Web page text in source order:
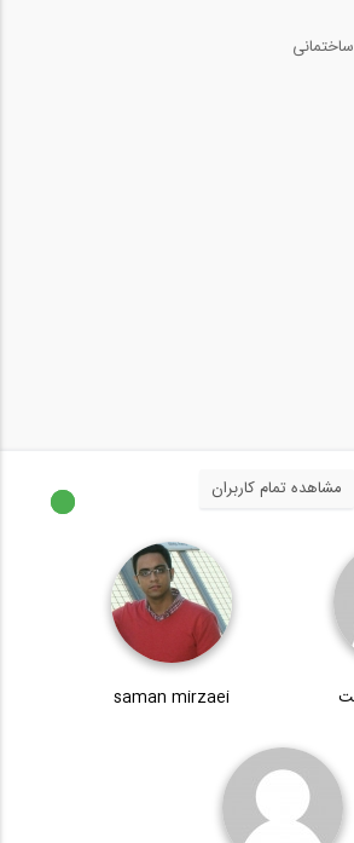
بازدید از غرفه شرکت استرونگ هلد ایران (...
بازدید از غرفه شرکت بتن برش تهران در...
مشاهده تمام کاربران
saman mirzaei